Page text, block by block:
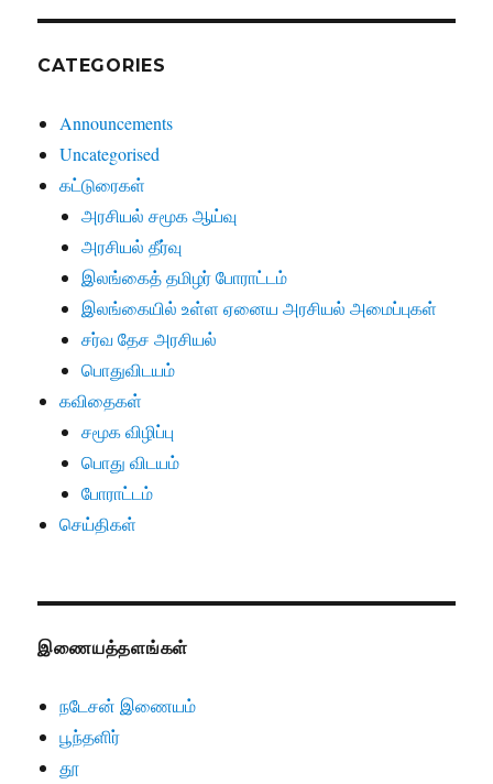
CATEGORIES
Announcements
Uncategorised
கட்டுரைகள்
அரசியல் சமூக ஆய்வு
அரசியல் தீர்வு
இலங்கைத் தமிழர் போராட்டம்
இலங்கையில் உள்ள ஏனைய அரசியல் அமைப்புகள்
சர்வ தேச அரசியல்
பொதுவிடயம்
கவிதைகள்
சமூக விழிப்பு
பொது விடயம்
போராட்டம்
செய்திகள்
இணையத்தளங்கள்
நடேசன் இணையம்
பூந்தளிர்
தூ